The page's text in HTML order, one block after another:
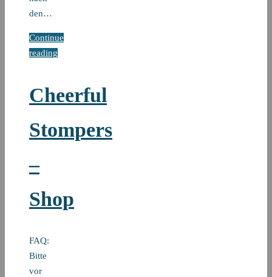
den…
Continue
reading
Cheerful
Stompers
–
Shop
FAQ:
Bitte
vor